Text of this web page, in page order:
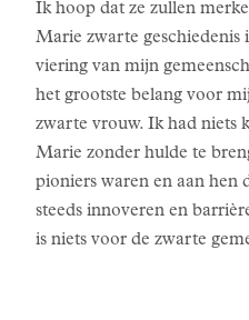
Ik hoop dat ze zullen
Marie zwarte geschiedenis
viering van mijn
het grootste belang voor
zwarte vrouw. Ik had niets
Marie zonder hulde te
pioniers waren en aan hen
steeds innoveren en
is niets voor de zwarte